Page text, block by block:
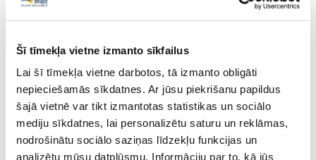
Šī tīmekļa vietne izmanto sīkfailus
Lai šī tīmekļa vietne darbotos, tā izmanto obligāti
nepieciešamās sīkdatnes. Ar jūsu piekrišanu papildus
šajā vietnē var tikt izmantotas statistikas un sociālo
mediju sīkdatnes, lai personalizētu saturu un reklāmas,
nodrošinātu sociālo saziņas līdzekļu funkcijas un
analizētu mūsu datplūsmu. Informāciju par to, kā jūs
Bezrecepšu medikaments
OPEXA 20 mg tabletes, 10 gab.
Cena
Bezrecepšu
ZYRTEC 10 mg
tabletes, 10 gab.
5.80 €